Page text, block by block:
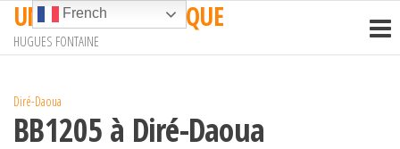
Passer
contenu
UN TRAIN EN AFRIQUE
HUGUES FONTAINE
Diré-Daoua
BB1205 à Diré-Daoua
French